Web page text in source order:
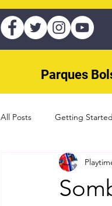
Parques
All Posts Getting Started
juegos para parques